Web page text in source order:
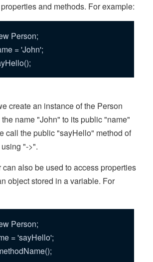
and methods. For example:
Person;
= 'John';
create an instance of the Person
name "John" to its public "name"
call the public "sayHello" method of
"->".
can also be used to access properties
object stored in a variable. For
Person;
= 'sayHello';